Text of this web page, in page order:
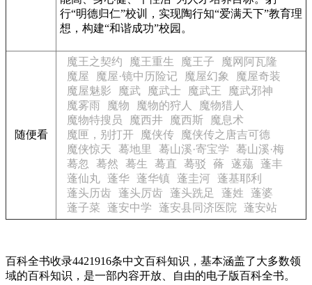
行“明德归仁”校训，实现陶行知“爱满天下”教育理
想，构建“和谐成功”校园。
随便看
魔王之契约 魔王重生 魔王子
魔网阿瓦隆
魔屋
魔屋·镜中历险记 魔屋幻象
魔屋奇装
魔屋魅影
魔武 魔武士 魔武王
魔武邪神
魔雾雨
魔物 魔物的狩人
魔物猎人
魔物特搜员
魔西井 魔西斯
魔息术
魔匣，别打开
魔侠传
魔侠传之唐吉可德
魔侠惊天
蓦地里 蓦山溪·寄宝学
蓦山溪·梅
蓦忽
蓦然 蓦生 蓦直 蓦驳 蓨 蓫薚
蓬丰
蓬仙丸 蓬华 蓬华镇 蓬圭河 蓬基耶利
蓬头历齿
蓬头厉齿 蓬头跣足 蓬姓
蓬婆
蓬子菜
蓬安中学 蓬安县同济医院 蓬安站
百科全书收录4421916条中文百科知识，基本涵盖了大多数领
域的百科知识，是一部内容开放、自由的电子版百科全书。